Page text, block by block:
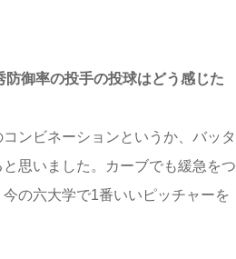
御率の投手の投球はどう感じた
ンビネーションというか、バッタ
思いました。カーブでも緩急をつ
の六大学で1番いいピッチャーを